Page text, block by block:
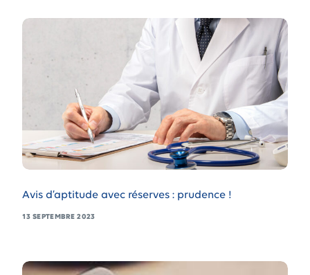
Avis d’aptitude avec réserves : prudence !
13 SEPTEMBRE 2023